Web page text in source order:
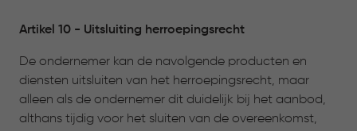
Artikel 10 - Uitsluiting herroepingsrecht
De ondernemer kan de navolgende producten en
diensten uitsluiten van het herroepingsrecht, maar
alleen als de ondernemer dit duidelijk bij het aanbod,
althans tijdig voor het sluiten van de overeenkomst,